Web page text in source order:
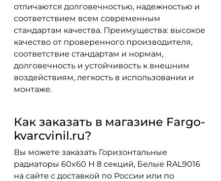
отличаются долговечностью, надежностью и
соответствием всем современным
стандартам качества. Преимущества: высокое
качество от проверенного производителя,
соответствие стандартам и нормам,
долговечность и устойчивость к внешним
воздействиям, легкость в использовании и
монтаже.
Как заказать в магазине Fargo-
kvarcvinil.ru?
Вы можете заказать Горизонтальные
радиаторы 60x60 H 8 секций, Белые RAL9016
на сайте с доставкой по России или по